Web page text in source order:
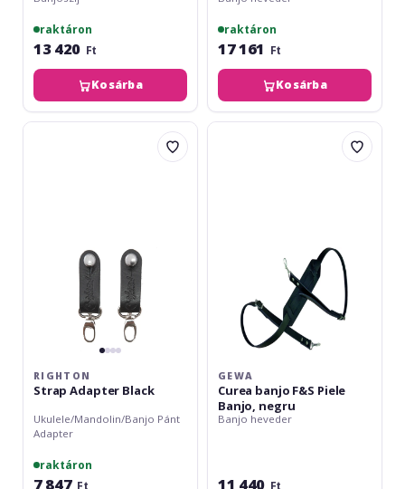
raktáron
13 420 Ft
Kosárba
raktáron
17 161 Ft
Kosárba
RightOn
RIGHTON
Strap Adapter Black
Ukulele/Mandolin/Banjo Pánt
Adapter
raktáron
7 847
Gewa
GEWA
Curea banjo F&S Piele
Banjo, negru
Banjo heveder
11 440